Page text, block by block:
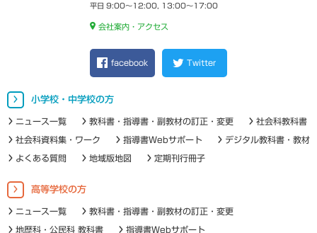
平日 9:00～12:00, 13:00～17:00
会社案内・アクセス
facebook Twitter
小学校・中学校の方
ニュース一覧 教科書・指導書・副教材の訂正・変更 社会科教科書
社会科資料集・ワーク 指導書Webサポート デジタル教科書・教材
よくある質問 地域版地図 定期刊行冊子
高等学校の方
ニュース一覧 教科書・指導書・副教材の訂正・変更
地歴科・公民科 教科書 指導書Webサポート